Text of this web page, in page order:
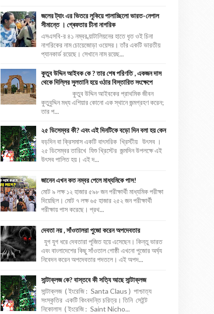
জলের ট্যাং এর ভিতরে লুকিয়ে পালাচ্ছিলো ভারত-নেপাল
সীমান্তে । গ্ৰেফতার চীনা নাগরিক
এসএসবি-র ৪১ নম্বর ব্য়াটালিয়নের হাতে ধৃত ওই চিনা
নাগরিকের নাম চোয়েজোড়া ওয়েসর। তাঁর একটি ভারতীয়
প্যানকার্ড রয়েছে। সেখানে নাম রয়েছ...
কুতুব উদ্দিন আইবক কে ? তার শেষ পরিণতি , একজন দাস
থেকে দিল্লির সুলতানি হয়ে ওঠার বিস্তারিত সংক্ষেপে
কুতুব উদ্দিন আইবকের প্রাথমিক জীবন
কুতুবুদ্দিন মধ্য এশিয়ার কোনো এক স্থানে জন্মগ্রহণ করেন;
তার প...
২৫ ডিসেম্বর কী? এবং এই দিনটিকে বড়ো দিন বলা হয় কেন
বড়দিন বা ক্রিসমাস একটি বাৎসরিক খ্রিস্টীয় উৎসব ।
২৫ ডিসেম্বর তারিখে যিশু খ্রিস্টের জন্মদিন উপলক্ষে এই
উৎসব পালিত হয়। এই দ...
জানেন এখন কত নম্বর পেলে মাধ্যমিকে পাস!
মোট ৯ লক্ষ ১২ হাজার ৫৯৮ জন পরীক্ষার্থী মাধ্যমিক পরীক্ষা
দিয়েছিল। মোট ৭ লক্ষ ৬৫ হাজার ২৫২ জন পরীক্ষার্থী
পরীক্ষায় পাস করেছে। প্রথ...
দেবতা নয় , সাঁওতালরা পুজো করেন অপদেবতার
যুগ যুগ ধরে দেবতারা পূজিত হয়ে এসেছেন। কিন্তু ভারত
এবং বাংলাদেশের কিছু সাঁওতাল গোষ্ঠী এখনো পুজোর অর্ঘ্য
নিবেদন করেন অপদেবতার পদতলে। এই অপদ...
সান্টাক্লজ কে? বাস্তবে কী সত্যি আছে সান্টাক্লজ
সান্টাক্লজ ( ইংরেজি : Santa Claus ) পাশ্চাত্য
সংস্কৃতির একটি কিংবদন্তি চরিত্র। তিনি সেইন্ট
নিকোলাস ( ইংরেজি : Saint Nicho...